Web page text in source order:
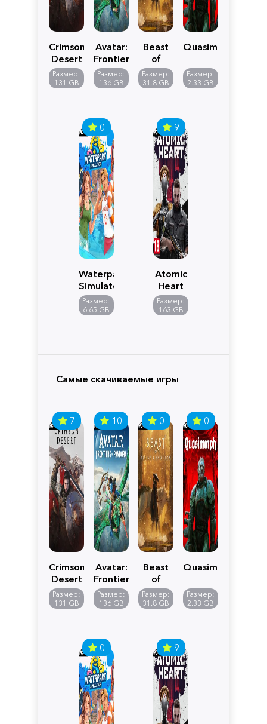
Crimson
Desert
Размер:
131 GB
Avatar:
Frontiers
of
Pandora
Размер:
136 GB
Beast
of
Reincarnation
Размер:
31.8 GB
Quasimorph
Размер:
2.33 GB
0
Waterpark
Simulator
Размер:
6.65 GB
9
Atomic
Heart
Размер:
163 GB
Самые скачиваемые игры
7
Crimson
Desert
Размер:
131 GB
10
Avatar:
Frontiers
of
Pandora
Размер:
136 GB
0
Beast
of
Reincarnation
Размер:
31.8 GB
0
Quasimorph
Размер:
2.33 GB
0 9